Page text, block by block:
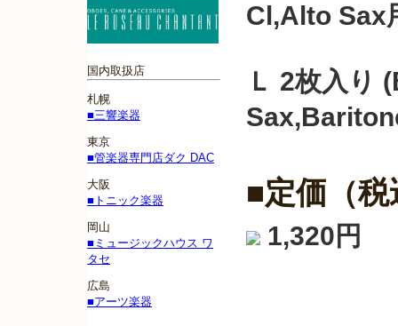
国内取扱店
札幌
■三響楽器
東京
■管楽器専門店ダク DAC
大阪
■トニック楽器
岡山
■ミュージックハウス ワ
タセ
広島
■アーツ楽器
Cl,Alto Sax
Ｌ 2枚入り
■定価（税
1,320円